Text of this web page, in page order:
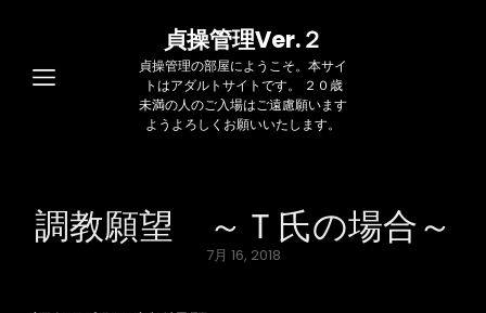
貞操管理Ver.２
貞操管理の部屋にようこそ。本サイ
トはアダルトサイトです。 ２０歳
未満の人のご入場はご遠慮願います
ようよろしくお願いいたします。
調教願望 ～Ｔ氏の場合～
Posted
7月 16, 2018